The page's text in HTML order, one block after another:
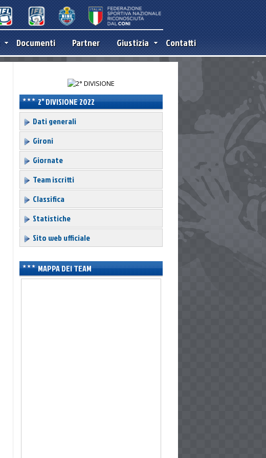
Documenti Partner Giustizia Contatti
2° DIVISIONE 2022
Dati generali
Gironi
Giornate
Team iscritti
Classifica
Statistiche
Sito web ufficiale
MAPPA DEI TEAM